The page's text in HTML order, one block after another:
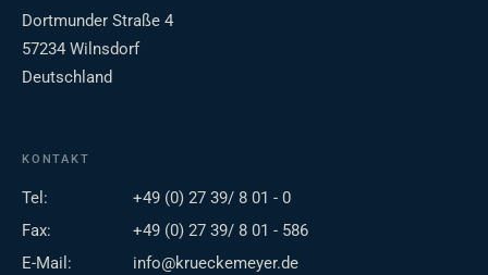
Dortmunder Straße 4
57234 Wilnsdorf
Deutschland
KONTAKT
Tel:
+49 (0) 27 39/ 8 01 - 0
Fax:
+49 (0) 27 39/ 8 01 - 586
E-Mail:
info@krueckemeyer.de